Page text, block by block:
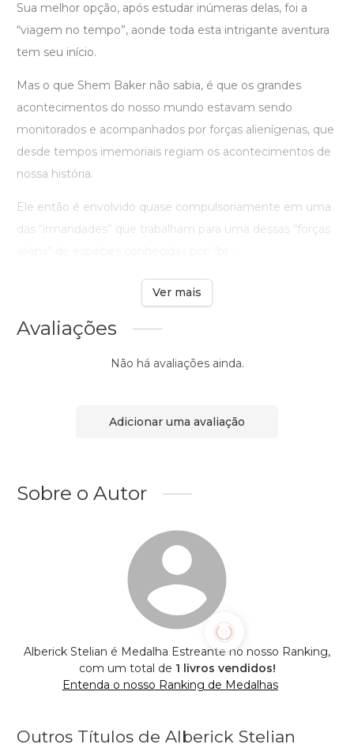
Sua melhor opção, após estudar inúmeras delas, foi a
“viagem no tempo”, aonde toda esta intrigante aventura
tem seu início.
Mas o que Shem Baker não sabia, é que os grandes
acontecimentos do nosso mundo estavam sendo
monitorados e acompanhados por forças alienígenas, que
desde tempos imemoriais regiam os acontecimentos de
nossa história.
Ele então é envolvido quase compulsoriamente em uma
das “irmandades” que trabalham para uma dessas “forças
Ver mais
Avaliações
Não há avaliações ainda.
Adicionar uma avaliação
Sobre o Autor
Alberick Stelian é Medalha Estreante no nosso Ranking,
com um total de 1 livros vendidos!
Entenda o nosso Ranking de Medalhas
Outros Títulos de Alberick Stelian